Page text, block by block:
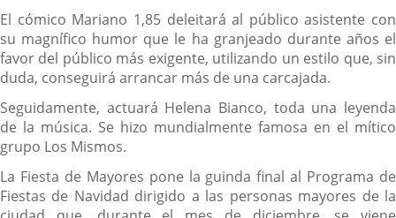
El cómico Mariano 1,85 deleitará al público asistente con
su magnífico humor que le ha granjeado durante años el
favor del público más exigente, utilizando un estilo que, sin
duda, conseguirá arrancar más de una carcajada.
Seguidamente, actuará Helena Bianco, toda una leyenda
de la música. Se hizo mundialmente famosa en el mítico
grupo Los Mismos.
La Fiesta de Mayores pone la guinda final al Programa de
Fiestas de Navidad dirigido a las personas mayores de la